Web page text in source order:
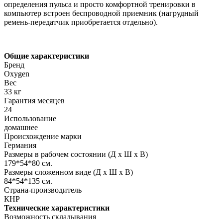
определения пульса и просто комфортной тренировки в
компьютер встроен беспроводной приемник (нагрудный
ремень-передатчик приобретается отдельно).
Общие характеристики
Бренд
Oxygen
Вес
33 кг
Гарантия месяцев
24
Использование
домашнее
Происхождение марки
Германия
Размеры в рабочем состоянии (Д х Ш х В)
179*54*80 см.
Размеры сложенном виде (Д х Ш х В)
84*54*135 см.
Страна-производитель
КНР
Технические характеристики
Возможность складывания